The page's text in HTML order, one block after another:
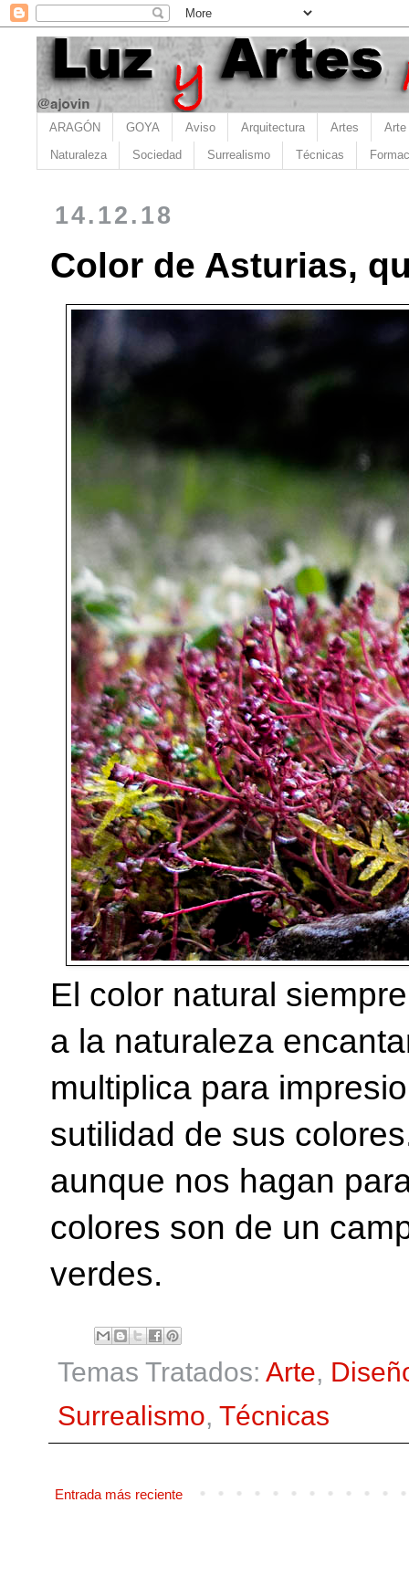
ARAGÓN GOYA Aviso Arquitectura Artes Arte
Naturaleza Sociedad Surrealismo Técnicas
14.12.18
Color de Asturias,
El color natural
a la naturaleza
multiplica para
sutilidad de sus
aunque nos hagan
colores son de un
verdes.
Temas Tratados: Arte,
Surrealismo, Técnicas
Entrada más reciente